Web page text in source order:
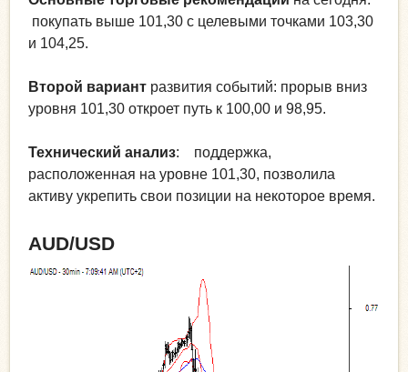
покупать выше 101,30 с целевыми точками 103,30
и 104,25.
Второй вариант развития событий: прорыв вниз
уровня 101,30 откроет путь к 100,00 и 98,95.
Технический анализ: поддержка,
расположенная на уровне 101,30, позволила
активу укрепить свои позиции на некоторое время.
AUD/USD